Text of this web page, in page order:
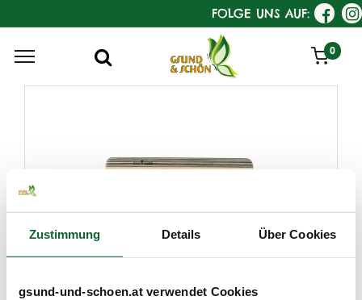
Zustimmung Details Über Cookies
gsund-und-schoen.at verwendet Cookies
FOLGE UNS AUF:
0